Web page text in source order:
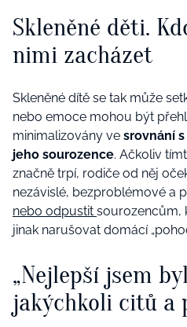
Skleněné děti.
nimi zacházet
Skleněné dítě se tak může
nebo emoce mohou být
minimalizovány ve srovnání
jeho sourozence. Ačkoliv
značně trpí, rodiče od něj
nezávislé, bezproblémové a
nebo odpustit sourozencům,
jinak narušovat domácí
„Nejlepší jsem
jakýchkoli citů a